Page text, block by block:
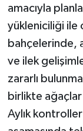
amacıyla
yükleniciliği ile
bahçelerinde,
ve ilek
zararlı
birlikte
Aylık